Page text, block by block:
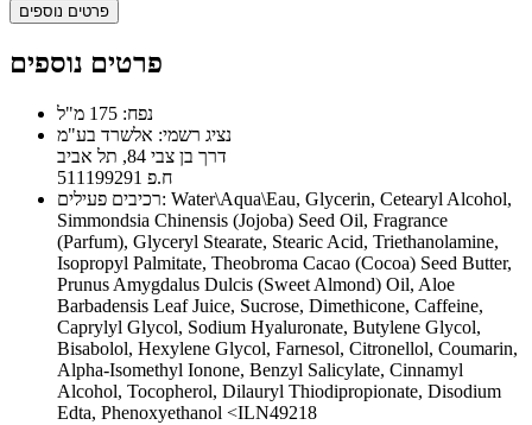
פרטים נוספים
פרטים נוספים
נפח: 175 מ"ל
נציג רשמי: אלשרד בע"מ
דרך בן צבי 84, תל אביב
ח.פ 511199291
רכיבים פעילים: Water\Aqua\Eau, Glycerin, Cetearyl Alcohol,
Simmondsia Chinensis (Jojoba) Seed Oil, Fragrance
(Parfum), Glyceryl Stearate, Stearic Acid, Triethanolamine,
Isopropyl Palmitate, Theobroma Cacao (Cocoa) Seed Butter,
Prunus Amygdalus Dulcis (Sweet Almond) Oil, Aloe
Barbadensis Leaf Juice, Sucrose, Dimethicone, Caffeine,
Caprylyl Glycol, Sodium Hyaluronate, Butylene Glycol,
Bisabolol, Hexylene Glycol, Farnesol, Citronellol, Coumarin,
Alpha-Isomethyl Ionone, Benzyl Salicylate, Cinnamyl
Alcohol, Tocopherol, Dilauryl Thiodipropionate, Disodium
Edta, Phenoxyethanol <ILN49218